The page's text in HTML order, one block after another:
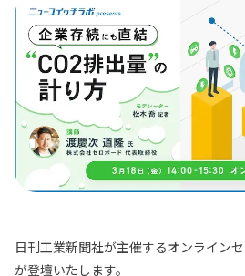
日刊工業新聞社が主催するオンライン
が登壇いたします。